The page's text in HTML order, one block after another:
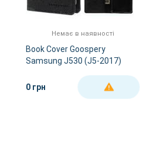
Немає в наявності
Book Cover Goospery
Samsung J530 (J5-2017)
0 грн
ДЕТАЛЬНІШЕ